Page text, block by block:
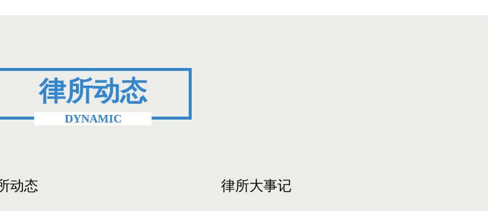
律所动态
DYNAMIC
动态 律所大事记